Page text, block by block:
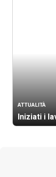
ATTUALITÀ
Iniziati i